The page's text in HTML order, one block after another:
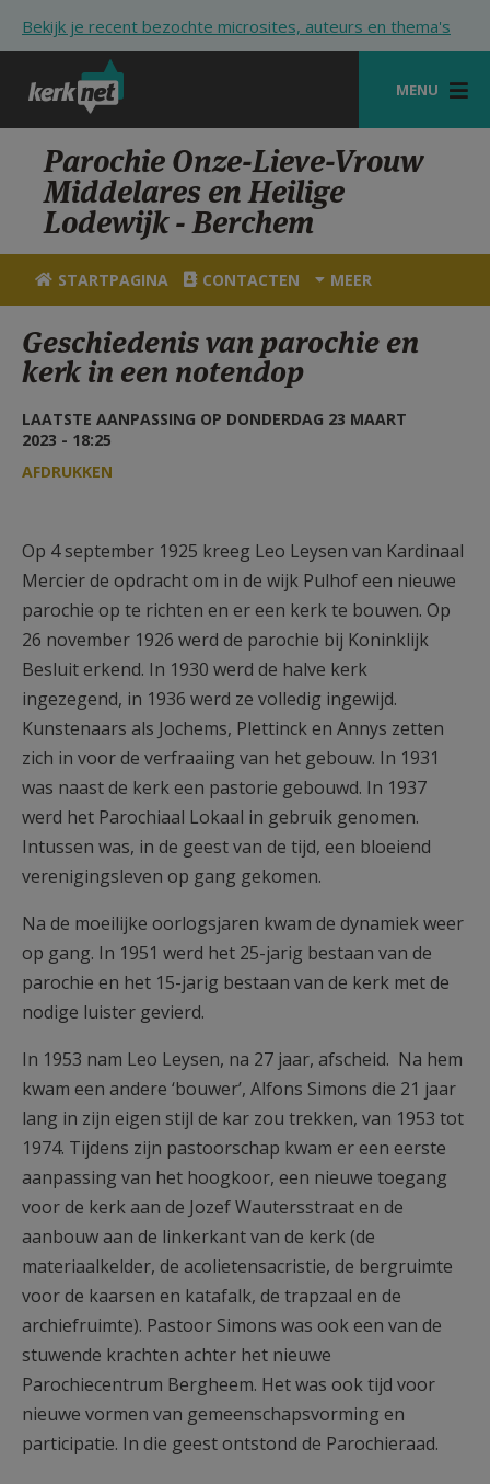
Bekijk je recent bezochte microsites, auteurs en thema's
MENU
STARTPAGINA
KERK
VIERINGEN
SHOP
ZOEKEN
HULP
STARTPAGINA PORTAAL
MIJN PAROCHIE
Parochie Onze-Lieve-Vrouw
Middelares en Heilige
Lodewijk - Berchem
STARTPAGINA CONTACTEN MEER
Geschiedenis van parochie en
kerk in een notendop
LAATSTE AANPASSING OP DONDERDAG 23 MAART
2023 - 18:25
AFDRUKKEN
Op 4 september 1925 kreeg Leo Leysen van Kardinaal
Mercier de opdracht om in de wijk Pulhof een nieuwe
parochie op te richten en er een kerk te bouwen. Op
26 november 1926 werd de parochie bij Koninklijk
Besluit erkend. In 1930 werd de halve kerk
ingezegend, in 1936 werd ze volledig ingewijd.
Kunstenaars als Jochems, Plettinck en Annys zetten
zich in voor de verfraaiing van het gebouw. In 1931
was naast de kerk een pastorie gebouwd. In 1937
werd het Parochiaal Lokaal in gebruik genomen.
Intussen was, in de geest van de tijd, een bloeiend
verenigingsleven op gang gekomen.
Na de moeilijke oorlogsjaren kwam de dynamiek weer
op gang. In 1951 werd het 25-jarig bestaan van de
parochie en het 15-jarig bestaan van de kerk met de
nodige luister gevierd.
In 1953 nam Leo Leysen, na 27 jaar, afscheid. Na hem
kwam een andere ‘bouwer’, Alfons Simons die 21 jaar
lang in zijn eigen stijl de kar zou trekken, van 1953 tot
1974. Tijdens zijn pastoorschap kwam er een eerste
aanpassing van het hoogkoor, een nieuwe toegang
voor de kerk aan de Jozef Wautersstraat en de
aanbouw aan de linkerkant van de kerk (de
materiaalkelder, de acolietensacristie, de bergruimte
voor de kaarsen en katafalk, de trapzaal en de
archiefruimte). Pastoor Simons was ook een van de
stuwende krachten achter het nieuwe
Parochiecentrum Bergheem. Het was ook tijd voor
nieuwe vormen van gemeenschapsvorming en
participatie. In die geest ontstond de Parochieraad.